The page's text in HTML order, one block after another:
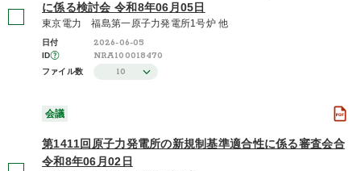
に係る検討会 令和8年06月05日
東京電力 福島第一原子力発電所1号炉 他
日付 2026-06-05
ID NRA100018470
ファイル数 10
会議
第1411回原子力発電所の新規制基準適合性に係る審査会合
令和8年06月02日